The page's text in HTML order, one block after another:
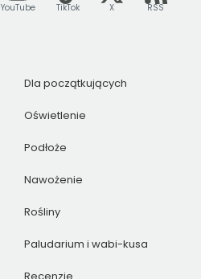
YouTube TikTok X RSS
Dla początkujących
Oświetlenie
Podłoże
Nawożenie
Rośliny
Paludarium i wabi-kusa